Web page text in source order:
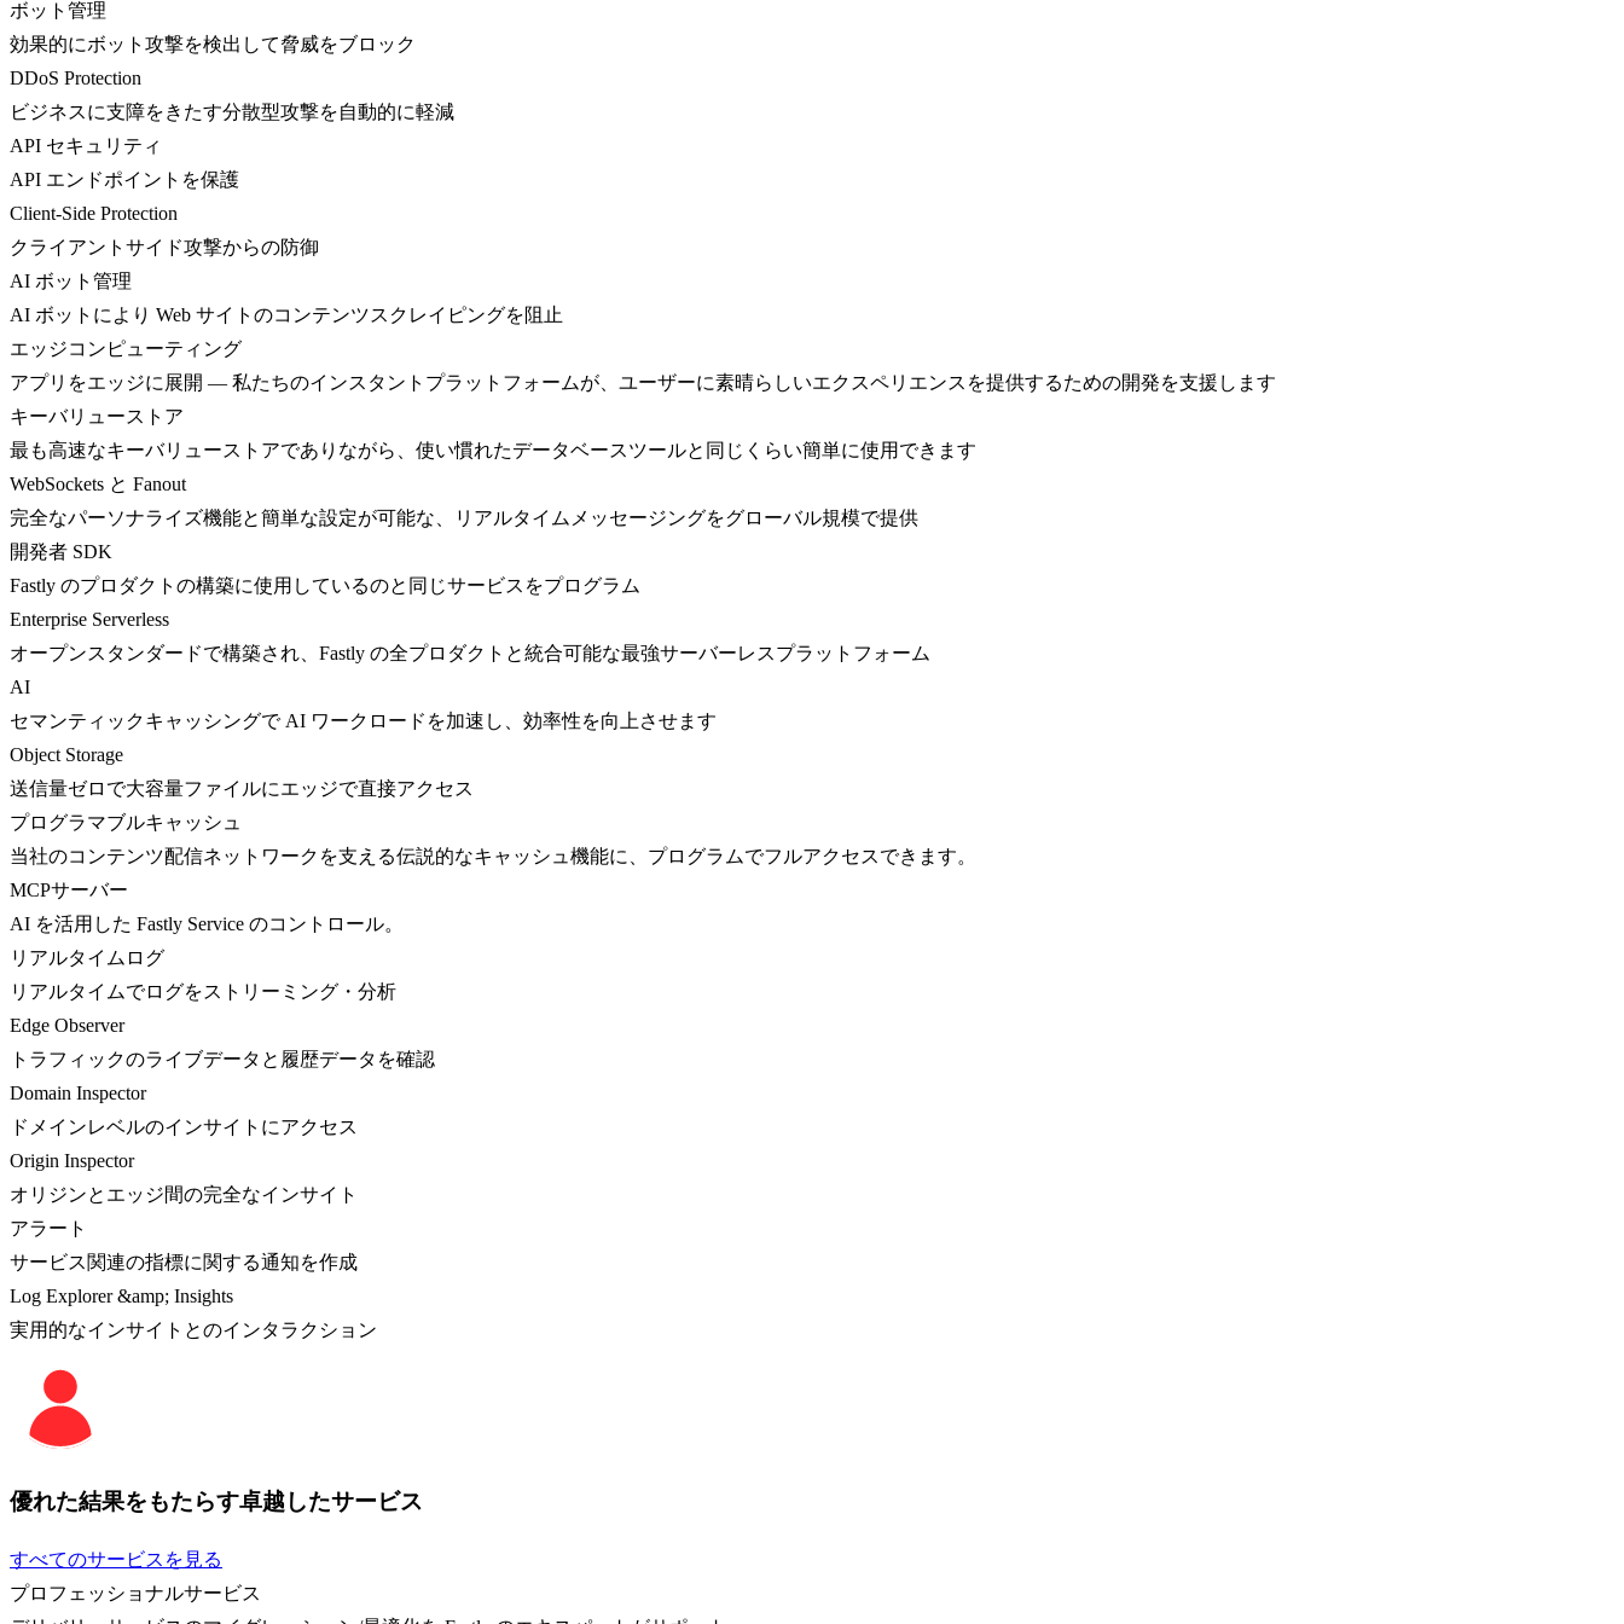
ボット管理
効果的にボット攻撃を検出して脅威をブロック
DDoS Protection
ビジネスに支障をきたす分散型攻撃を自動的に軽減
API セキュリティ
API エンドポイントを保護
Client-Side Protection
クライアントサイド攻撃からの防御
AI ボット管理
AI ボットにより Web サイトのコンテンツスクレイピングを阻止
エッジコンピューティング
アプリをエッジに展開 — 私たちのインスタントプラットフォームが、ユーザーに素晴らしいエクスペリエンスを提供するための開発を支援します
キーバリューストア
最も高速なキーバリューストアでありながら、使い慣れたデータベースツールと同じくらい簡単に使用できます
WebSockets と Fanout
完全なパーソナライズ機能と簡単な設定が可能な、リアルタイムメッセージングをグローバル規模で提供
開発者 SDK
Fastly のプロダクトの構築に使用しているのと同じサービスをプログラム
Enterprise Serverless
オープンスタンダードで構築され、Fastly の全プロダクトと統合可能な最強サーバーレスプラットフォーム
AI
セマンティックキャッシングで AI ワークロードを加速し、効率性を向上させます
Object Storage
送信量ゼロで大容量ファイルにエッジで直接アクセス
プログラマブルキャッシュ
当社のコンテンツ配信ネットワークを支える伝説的なキャッシュ機能に、プログラムでフルアクセスできます。
MCPサーバー
AI を活用した Fastly Service のコントロール。
リアルタイムログ
リアルタイムでログをストリーミング・分析
Edge Observer
トラフィックのライブデータと履歴データを確認
Domain Inspector
ドメインレベルのインサイトにアクセス
Origin Inspector
オリジンとエッジ間の完全なインサイト
アラート
サービス関連の指標に関する通知を作成
Log Explorer &amp; Insights
実用的なインサイトとのインタラクション
優れた結果をもたらす卓越したサービス
すべてのサービスを見る
プロフェッショナルサービス